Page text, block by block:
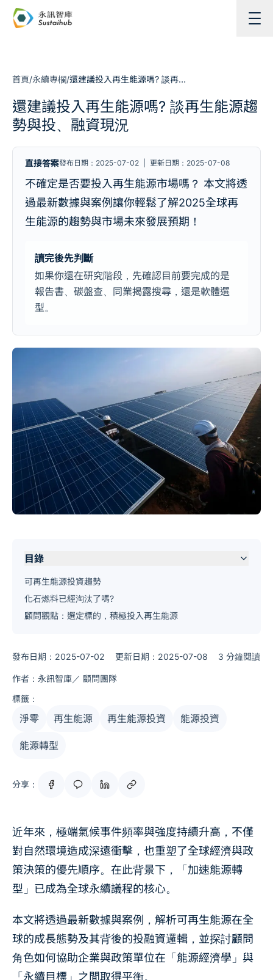
跳至主內容
首頁/永續專欄/ 還建議投入再生能源嗎? 談再生能源趨勢與投、融資現況
還建議投入再生能源嗎? 談再生能源趨
勢與投、融資現況
直接答案發布日期：2025-07-02 更新日期：2025-07-08
不確定是否要投入再生能源市場嗎？ 本文將透
過最新數據與案例讓你輕鬆了解2025全球再
生能源的趨勢與市場未來發展預期！
讀完後先判斷
如果你還在研究階段，先確認目前要完成的是
報告書、碳盤查、同業揭露搜尋，還是軟體選
型。
目錄
可再生能源投資趨勢
化石燃料已經淘汰了嗎?
顧問觀點：選定標的，積極投入再生能源
發布日期：2025-07-02 更新日期：2025-07-08 3 分鐘閱讀
作者：永訊智庫／ 顧問團隊
標籤：
淨零 再生能源 再生能源投資 能源投資
能源轉型
分享：
近年來，極端氣候事件頻率與強度持續升高，不僅
對自然環境造成深遠衝擊，也重塑了全球經濟與政
策決策的優先順序。在此背景下，「加速能源轉
型」已成為全球永續議程的核心。
本文將透過最新數據與案例，解析可再生能源在全
球的成長態勢及其背後的投融資邏輯，並探討顧問
角色如何協助企業與政策單位在「能源經濟學」與
「永續目標」之間取得平衡。